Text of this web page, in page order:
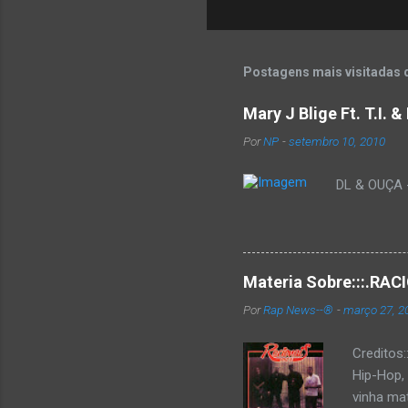
Postagens mais visitadas
Mary J Blige Ft. T.I. &
PorNP -setembro 10, 2010
DL &
Materia
PorRap News--® -março 27,
Hip-
vinha